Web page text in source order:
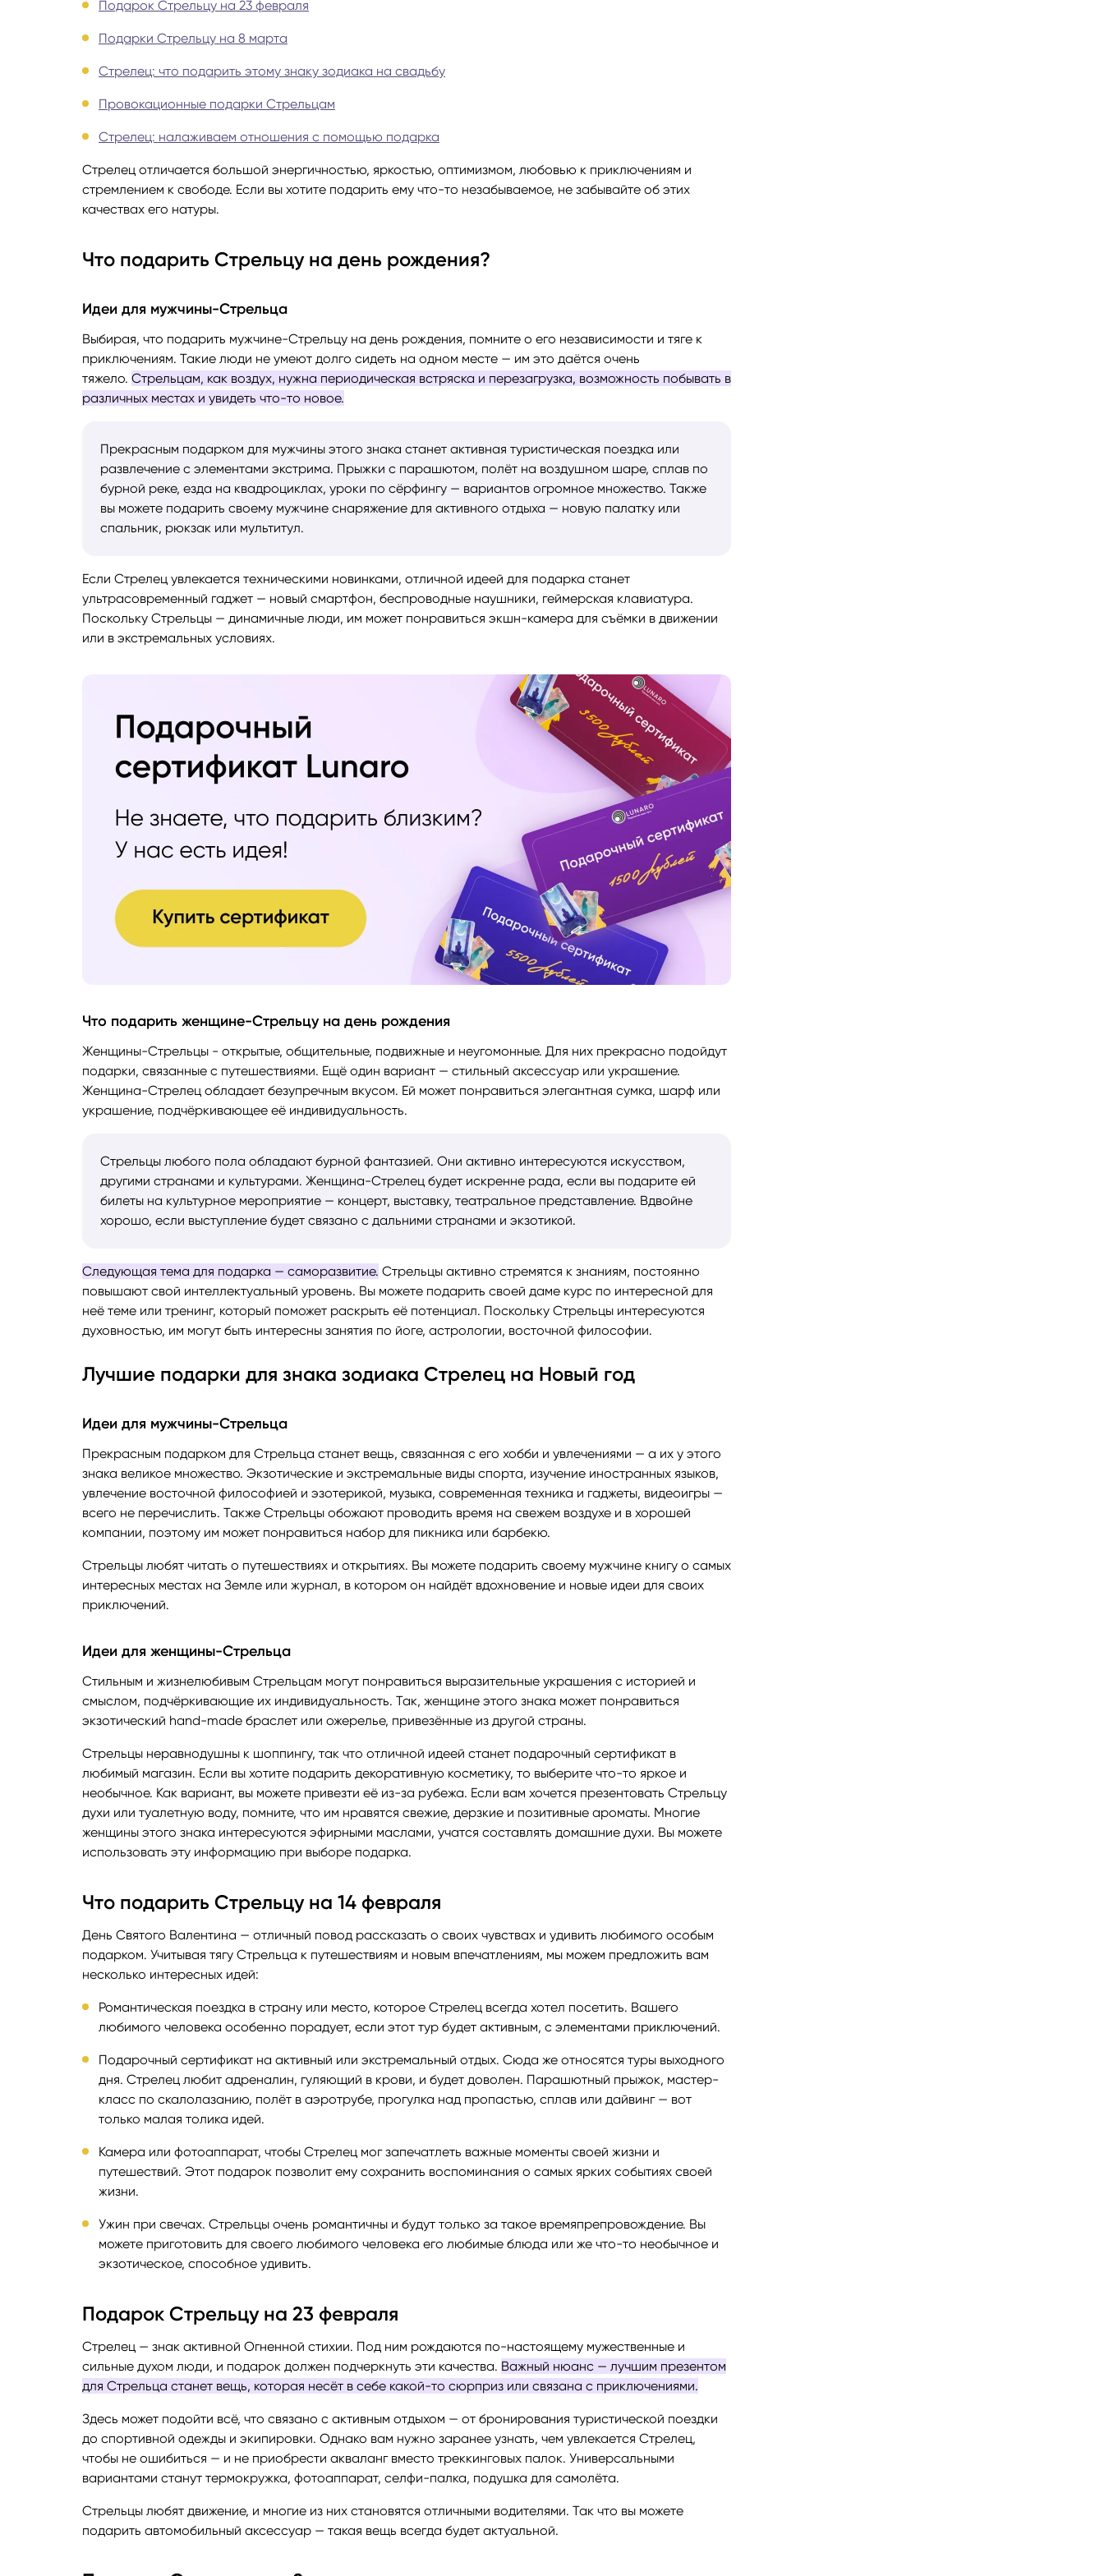
Чакрологи
Козерог
Рыбы
Расклад Таро на неделю
Подарок Стрельцу на 23 февраля
Подарки Стрельцу на 8 марта
Стрелец: что подарить этому знаку зодиака на свадьбу
Провокационные подарки Стрельцам
Стрелец: налаживаем отношения с помощью подарка
Стрелец отличается большой энергичностью, яркостью, оптимизмом, любовью к приключениям и
стремлением к свободе. Если вы хотите подарить ему что-то незабываемое, не забывайте об этих
качествах его натуры.
Что подарить Стрельцу на день рождения?
Идеи для мужчины-Стрельца
Выбирая, что подарить мужчине-Стрельцу на день рождения, помните о его независимости и тяге к
приключениям. Такие люди не умеют долго сидеть на одном месте — им это даётся очень
тяжело. Стрельцам, как воздух, нужна периодическая встряска и перезагрузка, возможность побывать в
различных местах и увидеть что-то новое.
Прекрасным подарком для мужчины этого знака станет активная туристическая поездка или
развлечение с элементами экстрима. Прыжки с парашютом, полёт на воздушном шаре, сплав по
бурной реке, езда на квадроциклах, уроки по сёрфингу — вариантов огромное множество. Также
вы можете подарить своему мужчине снаряжение для активного отдыха — новую палатку или
спальник, рюкзак или мультитул.
Если Стрелец увлекается техническими новинками, отличной идеей для подарка станет
ультрасовременный гаджет — новый смартфон, беспроводные наушники, геймерская клавиатура.
Поскольку Стрельцы — динамичные люди, им может понравиться экшн-камера для съёмки в движении
или в экстремальных условиях.
Что подарить женщине-Стрельцу на день рождения
Женщины-Стрельцы - открытые, общительные, подвижные и неугомонные. Для них прекрасно подойдут
подарки, связанные с путешествиями. Ещё один вариант — стильный аксессуар или украшение.
Женщина-Стрелец обладает безупречным вкусом. Ей может понравиться элегантная сумка, шарф или
украшение, подчёркивающее её индивидуальность.
Стрельцы любого пола обладают бурной фантазией. Они активно интересуются искусством,
другими странами и культурами. Женщина-Стрелец будет искренне рада, если вы подарите ей
билеты на культурное мероприятие — концерт, выставку, театральное представление. Вдвойне
хорошо, если выступление будет связано с дальними странами и экзотикой.
Следующая тема для подарка — саморазвитие. Стрельцы активно стремятся к знаниям, постоянно
повышают свой интеллектуальный уровень. Вы можете подарить своей даме курс по интересной для
неё теме или тренинг, который поможет раскрыть её потенциал. Поскольку Стрельцы интересуются
духовностью, им могут быть интересны занятия по йоге, астрологии, восточной философии.
Лучшие подарки для знака зодиака Стрелец на Новый год
Идеи для мужчины-Стрельца
Прекрасным подарком для Стрельца станет вещь, связанная с его хобби и увлечениями — а их у этого
знака великое множество. Экзотические и экстремальные виды спорта, изучение иностранных языков,
увлечение восточной философией и эзотерикой, музыка, современная техника и гаджеты, видеоигры —
всего не перечислить. Также Стрельцы обожают проводить время на свежем воздухе и в хорошей
компании, поэтому им может понравиться набор для пикника или барбекю.
Стрельцы любят читать о путешествиях и открытиях. Вы можете подарить своему мужчине книгу о самых
интересных местах на Земле или журнал, в котором он найдёт вдохновение и новые идеи для своих
приключений.
Идеи для женщины-Стрельца
Стильным и жизнелюбивым Стрельцам могут понравиться выразительные украшения с историей и
смыслом, подчёркивающие их индивидуальность. Так, женщине этого знака может понравиться
экзотический hand-made браслет или ожерелье, привезённые из другой страны.
Стрельцы неравнодушны к шоппингу, так что отличной идеей станет подарочный сертификат в
любимый магазин. Если вы хотите подарить декоративную косметику, то выберите что-то яркое и
необычное. Как вариант, вы можете привезти её из-за рубежа. Если вам хочется презентовать Стрельцу
духи или туалетную воду, помните, что им нравятся свежие, дерзкие и позитивные ароматы. Многие
женщины этого знака интересуются эфирными маслами, учатся составлять домашние духи. Вы можете
использовать эту информацию при выборе подарка.
Что подарить Стрельцу на 14 февраля
День Святого Валентина — отличный повод рассказать о своих чувствах и удивить любимого особым
подарком. Учитывая тягу Стрельца к путешествиям и новым впечатлениям, мы можем предложить вам
несколько интересных идей:
Романтическая поездка в страну или место, которое Стрелец всегда хотел посетить. Вашего
любимого человека особенно порадует, если этот тур будет активным, с элементами приключений.
Подарочный сертификат на активный или экстремальный отдых. Сюда же относятся туры выходного
дня. Стрелец любит адреналин, гуляющий в крови, и будет доволен. Парашютный прыжок, мастер-
класс по скалолазанию, полёт в аэротрубе, прогулка над пропастью, сплав или дайвинг — вот
только малая толика идей.
Камера или фотоаппарат, чтобы Стрелец мог запечатлеть важные моменты своей жизни и
путешествий. Этот подарок позволит ему сохранить воспоминания о самых ярких событиях своей
жизни.
Ужин при свечах. Стрельцы очень романтичны и будут только за такое времяпрепровождение. Вы
можете приготовить для своего любимого человека его любимые блюда или же что-то необычное и
экзотическое, способное удивить.
Подарок Стрельцу на 23 февраля
Стрелец — знак активной Огненной стихии. Под ним рождаются по-настоящему мужественные и
сильные духом люди, и подарок должен подчеркнуть эти качества. Важный нюанс — лучшим презентом
для Стрельца станет вещь, которая несёт в себе какой-то сюрприз или связана с приключениями.
Здесь может подойти всё, что связано с активным отдыхом — от бронирования туристической поездки
до спортивной одежды и экипировки. Однако вам нужно заранее узнать, чем увлекается Стрелец,
чтобы не ошибиться — и не приобрести акваланг вместо треккинговых палок. Универсальными
вариантами станут термокружка, фотоаппарат, селфи-палка, подушка для самолёта.
Стрельцы любят движение, и многие из них становятся отличными водителями. Так что вы можете
подарить автомобильный аксессуар — такая вещь всегда будет актуальной.